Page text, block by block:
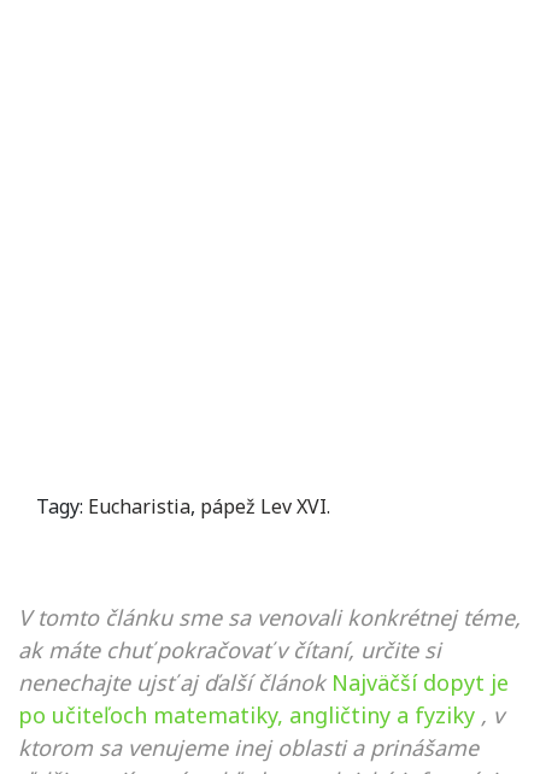
Tagy: Eucharistia, pápež Lev XVI.
V tomto článku sme sa venovali konkrétnej téme,
ak máte chuť pokračovať v čítaní, určite si
nenechajte ujsť aj ďalší článok Najväčší dopyt je
po učiteľoch matematiky, angličtiny a fyziky , v
ktorom sa venujeme inej oblasti a prinášame